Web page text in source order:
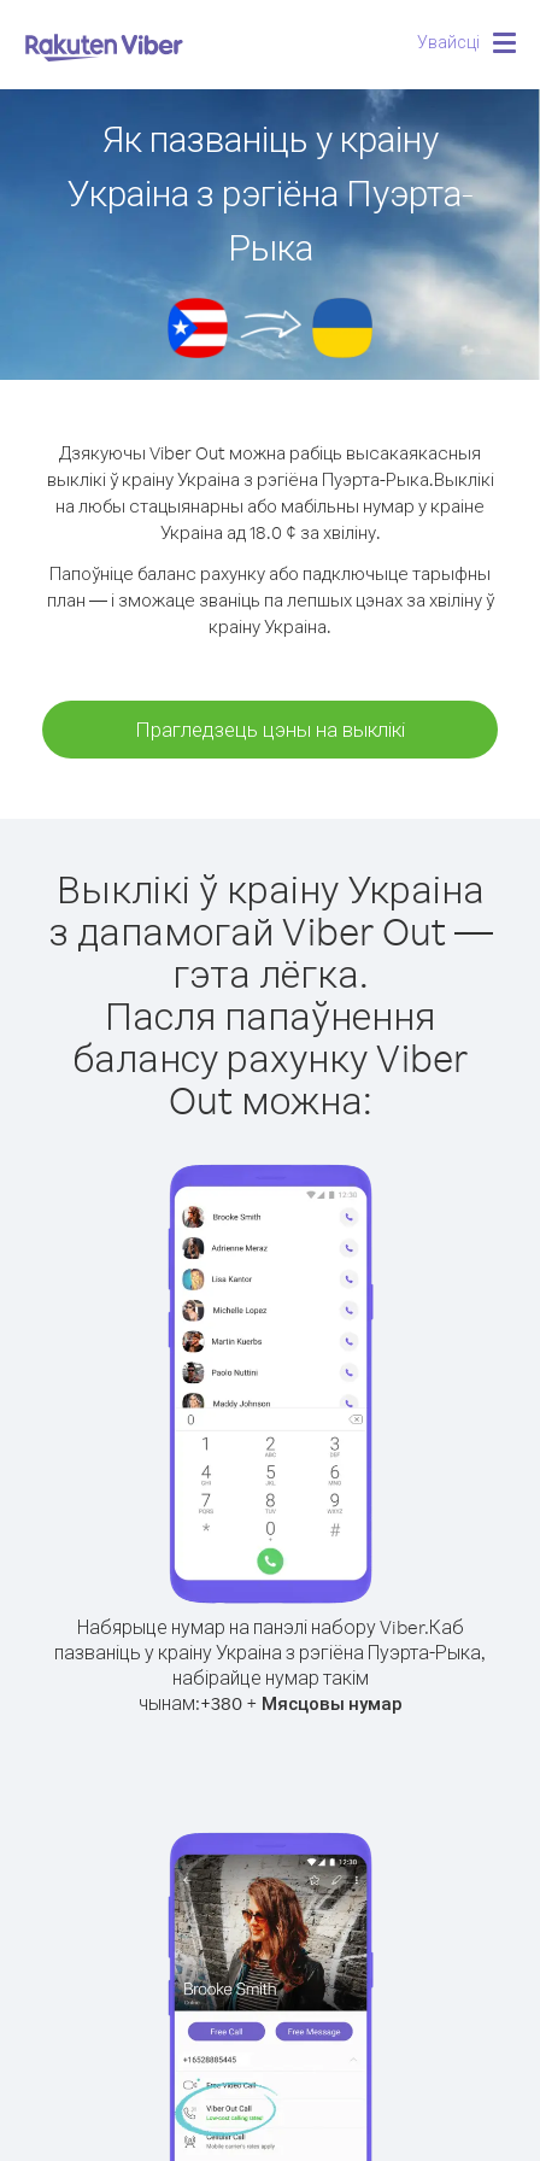
Увайсці
Як пазваніць у краіну
Украіна з рэгіёна Пуэрта-
Рыка
Дзякуючы Viber Out можна рабіць высакаякасныя
выклікі ў краіну Украіна з рэгіёна Пуэрта-Рыка.Выклікі
на любы стацыянарны або мабільны нумар у краіне
Украіна ад 18.0 ¢ за хвіліну.
Папоўніце баланс рахунку або падключыце тарыфны
план — і зможаце званіць па лепшых цэнах за хвіліну ў
краіну Украіна.
Прагледзець цэны на выклікі
Выклікі ў краіну Украіна
з дапамогай Viber Out —
гэта лёгка.
Пасля папаўнення
балансу рахунку Viber
Out можна:
Набярыце нумар на панэлі набору Viber.Каб
пазваніць у краіну Украіна з рэгіёна Пуэрта-Рыка,
набірайце нумар такім
чынам:+380+ Мясцовы нумар